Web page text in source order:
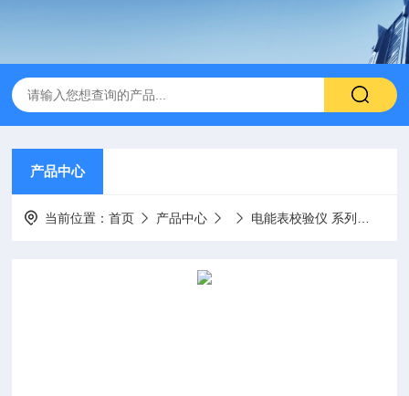
产品中心
当前位置：首页 产品中心 电能表校验仪 系列